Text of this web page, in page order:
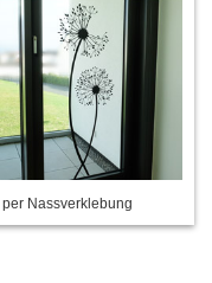
Nassverklebung